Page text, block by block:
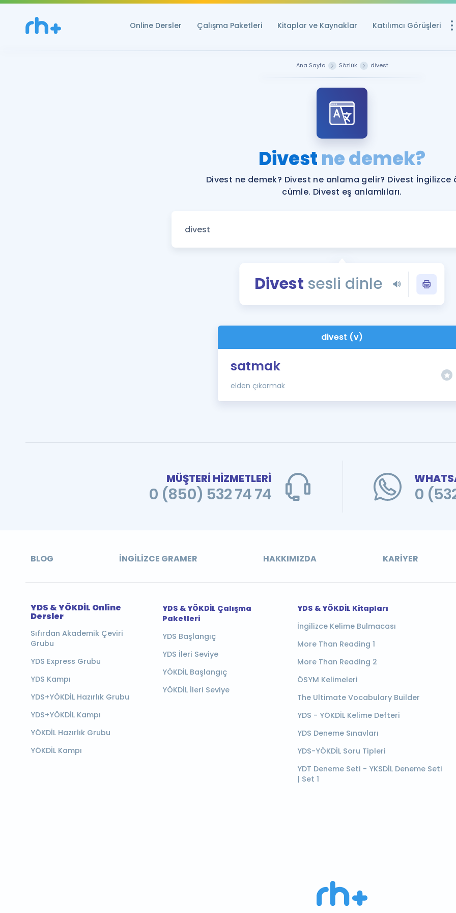
Online Dersler Çalışma Paketleri Kitaplar ve Kaynaklar Katılımcı Görüşleri
YDS ve YÖKDİL
Rehberlik Aracı
YDS ve YÖKDİL'e
Tüm ÖSYM
YDS - YÖKDİL
İngilizce Gramer
Ana Sayfa Sözlük divest
Divestne demek?
Divest ne demek? Divest ne anlama gelir? Divest İngilizce
cümle. Divest eş anlamlıları.
Divest sesli dinle
divest (v)
satmak
elden çıkarmak
MÜŞTERİ HİZMETLERİ
0 (850) 532 74 74 0
BLOG İNGILIZCE GRAMER HAKKIMIZDA KARIYER
YDS & YÖKDİL Online
Dersler
Sıfırdan Akademik Çeviri
Grubu
YDS Express Grubu
YDS Kampı
YDS+YÖKDİL Hazırlık Grubu
YDS+YÖKDİL Kampı
YÖKDİL Hazırlık Grubu
YÖKDİL Kampı
YDS & YÖKDİL Çalışma
Paketleri
YDS Başlangıç
YDS İleri Seviye
YÖKDİL Başlangıç
YÖKDİL İleri Seviye
YDS & YÖKDİL Kitapları
İngilizce Kelime Bulmacası
More Than Reading 1
More Than Reading 2
ÖSYM Kelimeleri
The Ultimate Vocabulary Builder
YDS - YÖKDİL Kelime Defteri
YDS Deneme Sınavları
YDS-YÖKDİL Soru Tipleri
YDT Deneme Seti - YKSDİL Deneme Seti
| Set 1